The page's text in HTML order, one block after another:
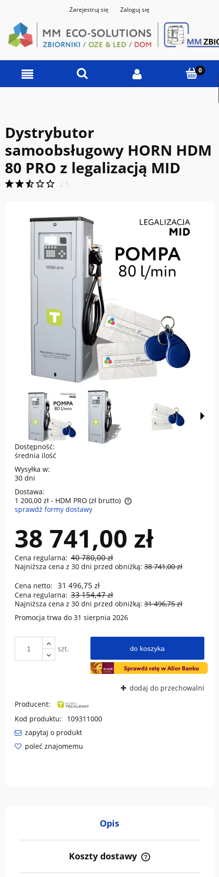
Zarejestruj się Zaloguj się
Dystrybutor
samoobsługowy HORN HDM
80 PRO z legalizacją MID
2.5
Dostępność:
średnia ilość
Wysyłka w:
30 dni
Dostawa:
1 200,00 zł - HDM PRO (zł brutto)
Cena nie zawiera ewentualnych kosztów płatności
sprawdź formy dostawy
38 741,00 zł
Cena regularna: 40 780,00 zł
Najniższa cena z 30 dni przed obniżką: 38 741,00 zł
Cena netto: 31 496,75 zł
Cena regularna: 33 154,47 zł
Najniższa cena z 30 dni przed obniżką: 31 496,75 zł
Promocja trwa do 31 sierpnia 2026
szt. do koszyka
dodaj do przechowalni
Producent:
Kod produktu:
109311000
zapytaj o produkt
poleć znajomemu
Opis
Koszty dostawy
Cena nie zawiera ewentualnych kosztów płatności